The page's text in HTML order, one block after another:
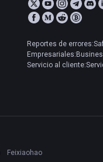
Reportes de
Servicio al
Feixiaohao